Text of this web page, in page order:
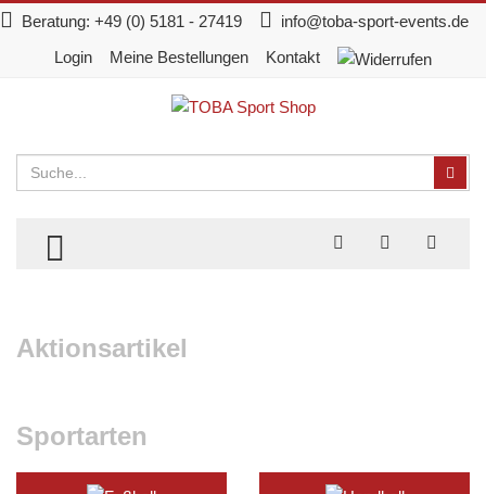
Beratung: +49 (0) 5181 - 27419
info@toba-sport-events.de
Login
Meine Bestellungen Kontakt
Suchen
TOGGLE MENU
Aktionsartikel
Sportarten